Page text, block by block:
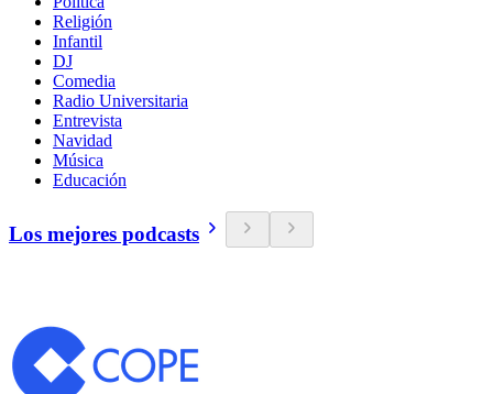
Religión
Infantil
DJ
Comedia
Radio Universitaria
Entrevista
Navidad
Música
Educación
Los mejores podcasts